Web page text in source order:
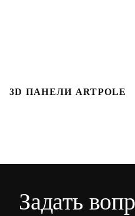
3D ПАНЕЛИ ARTPOLE
Задать